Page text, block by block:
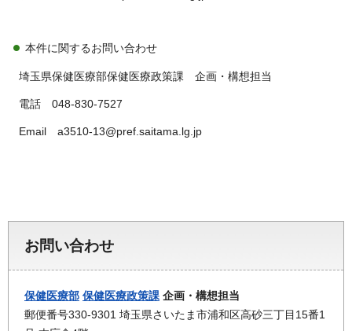
本件に関するお問い合わせ
埼玉県保健医療部保健医療政策課 企画・構想担当
電話 048-830-7527
Email a3510-13@pref.saitama.lg.jp
お問い合わせ
保健医療部 保健医療政策課 企画・構想担当
郵便番号330-9301 埼玉県さいたま市浦和区高砂三丁目15番1